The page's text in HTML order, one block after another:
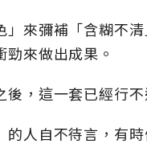
」來彌補「含糊不
來做出成果。
，這一套已經行不
人自不待言，有